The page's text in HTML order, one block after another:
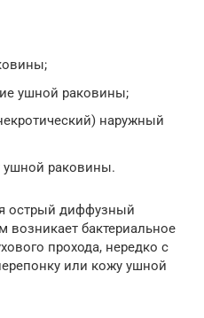
ушной раковины;
наружный
ушной раковины.
острый диффузный
возникает бактериальное
прохода, нередко с
или кожу ушной